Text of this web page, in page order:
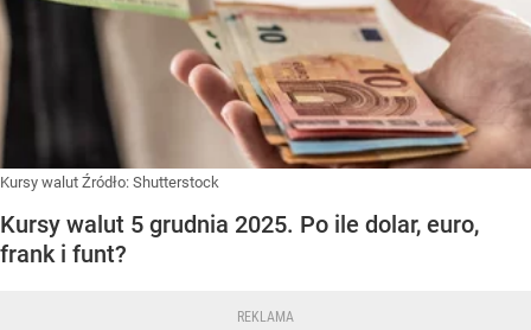
Kursy walut Źródło: Shutterstock
Kursy walut 5 grudnia 2025. Po ile dolar, euro,
frank i funt?